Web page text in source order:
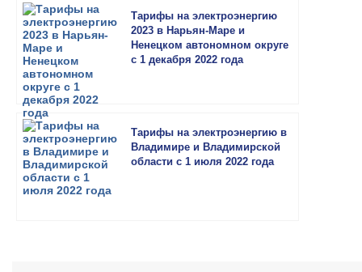
Тарифы на электроэнергию
2023 в Нарьян-Маре и
Ненецком автономном округе
с 1 декабря 2022 года
Тарифы на электроэнергию в
Владимире и Владимирской
области с 1 июля 2022 года